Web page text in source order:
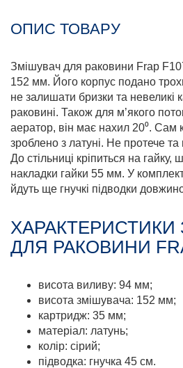
ОПИС ТОВАРУ
Змішувач для раковини Frap
152 мм. Його корпус подано
не залишати бризки та невеликі
раковині. Також для м’якого
аератор, він має нахил 20⁰. Сам
зроблено з латуні. Не протече
До стільниці кріпиться на гайку,
накладки гайки 55 мм. У
йдуть ще гнучкі підводки
ХАРАКТЕРИСТИКИ
ДЛЯ РАКОВИНИ
висота виливу: 94 мм;
висота змішувача: 152 мм;
картридж: 35 мм;
матеріал: латунь;
колір: сірий;
підводка: гнучка 45 см.